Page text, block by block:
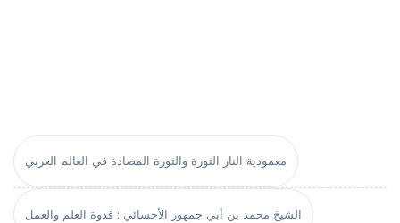
معمودية النار الثورة والثورة المضادة في العالم العربي
الشيخ محمد بن أبي جمهور الأحسائي : قدوة العلم والعمل